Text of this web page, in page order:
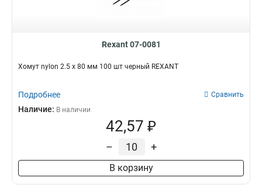
Rexant 07-0081
Хомут nylon 2.5 х 80 мм 100 шт черный REXANT
Подробнее Сравнить
Наличие: В наличии
42,57 ₽
– +
В корзину